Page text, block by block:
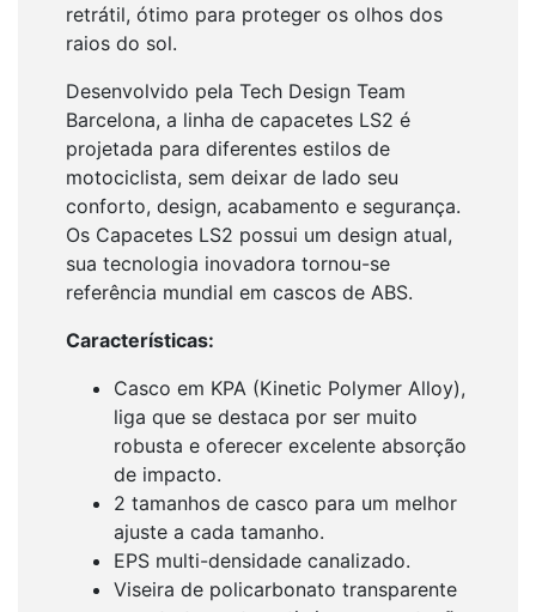
retrátil, ótimo para proteger os olhos dos
raios do sol.
Desenvolvido pela Tech Design Team
Barcelona, a linha de capacetes LS2 é
projetada para diferentes estilos de
motociclista, sem deixar de lado seu
conforto, design, acabamento e segurança.
Os Capacetes LS2 possui um design atual,
sua tecnologia inovadora tornou-se
referência mundial em cascos de ABS.
Características:
Casco em KPA (Kinetic Polymer Alloy),
liga que se destaca por ser muito
robusta e oferecer excelente absorção
de impacto.
2 tamanhos de casco para um melhor
ajuste a cada tamanho.
EPS multi-densidade canalizado.
Viseira de policarbonato transparente